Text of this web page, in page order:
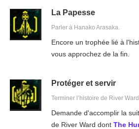
La Papesse
Parler à Hanako Arasaka.
Encore un trophée lié à
vous approchez de la fin.
Protéger et servir
Terminer l’histoire de River
Demande d'accomplir la
de River Ward dont The